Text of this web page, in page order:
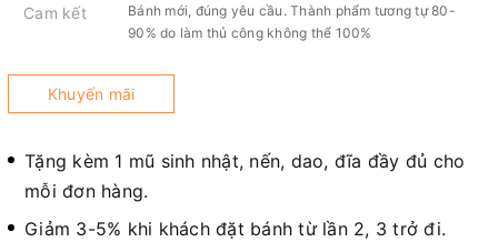
Cam kết
Bánh mới, đúng yêu cầu. Thành phẩm tương tự 80-
90% do làm thủ công không thể 100%
Khuyến mãi
Tặng kèm 1 mũ sinh nhật, nến, dao, đĩa đầy đủ cho
mỗi đơn hàng.
Giảm 3-5% khi khách đặt bánh từ lần 2, 3 trở đi.